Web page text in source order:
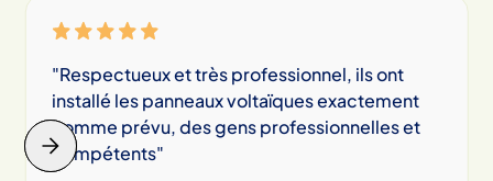
"Respectueux et très professionnel, ils ont
installé les panneaux voltaïques exactement
comme prévu, des gens professionnelles et
compétents"